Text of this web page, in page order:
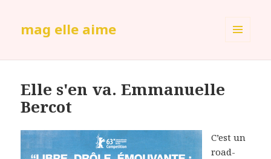
mag elle aime
Elle s'en va. Emmanuelle
Bercot
C’est un
road-